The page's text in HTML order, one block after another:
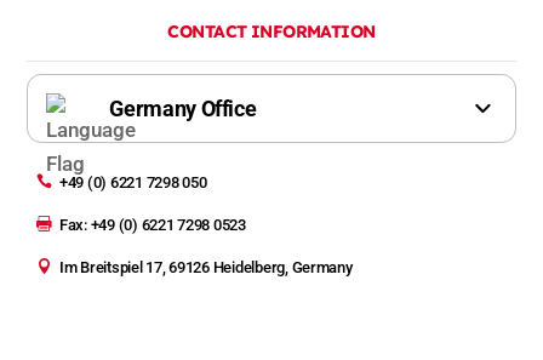
CONTACT INFORMATION
 +49 (0) 6221 7298 050
 Fax: +49 (0) 6221 7298 0523
 Im Breitspiel 17, 69126 Heidelberg, Germany